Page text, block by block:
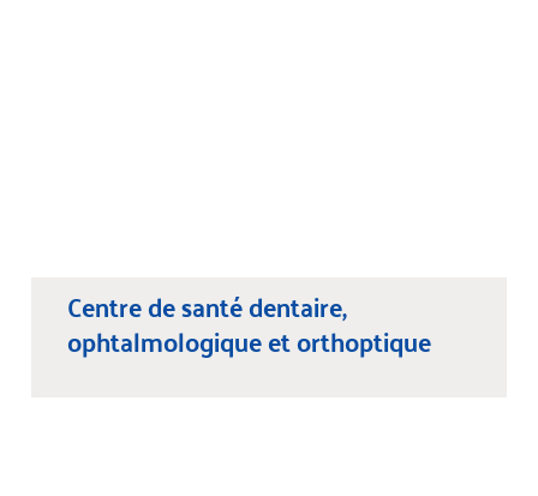
Centre de santé dentaire,
ophtalmologique et orthoptique